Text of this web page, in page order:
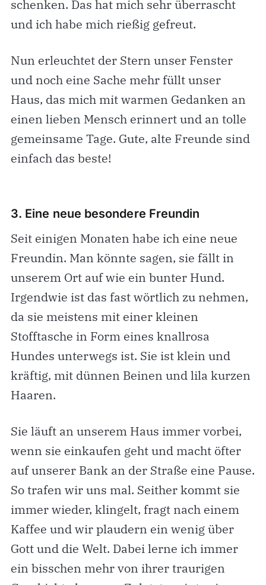
schenken. Das hat mich sehr überrascht
und ich habe mich rießig gefreut.
Nun erleuchtet der Stern unser Fenster
und noch eine Sache mehr füllt unser
Haus, das mich mit warmen Gedanken an
einen lieben Mensch erinnert und an tolle
gemeinsame Tage. Gute, alte Freunde sind
einfach das beste!
3. Eine neue besondere Freundin
Seit einigen Monaten habe ich eine neue
Freundin. Man könnte sagen, sie fällt in
unserem Ort auf wie ein bunter Hund.
Irgendwie ist das fast wörtlich zu nehmen,
da sie meistens mit einer kleinen
Stofftasche in Form eines knallrosa
Hundes unterwegs ist. Sie ist klein und
kräftig, mit dünnen Beinen und lila kurzen
Haaren.
Sie läuft an unserem Haus immer vorbei,
wenn sie einkaufen geht und macht öfter
auf unserer Bank an der Straße eine Pause.
So trafen wir uns mal. Seither kommt sie
immer wieder, klingelt, fragt nach einem
Kaffee und wir plaudern ein wenig über
Gott und die Welt. Dabei lerne ich immer
ein bisschen mehr von ihrer traurigen